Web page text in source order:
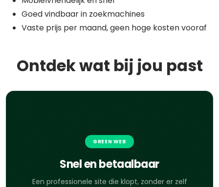
Goed vindbaar in zoekmachines
Vaste prijs per maand, geen hoge kosten vooraf
Ontdek wat bij jou past
GREEN WEB
Snel en betaalbaar
Een professionele site die klopt, zonder er zelf